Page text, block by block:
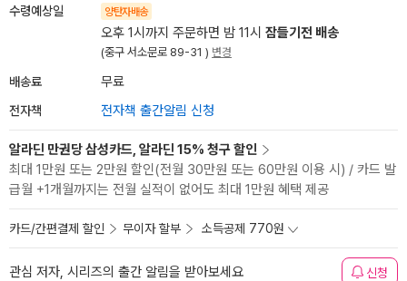
수령예상일 양탄자배송
오후 1시까지 주문하면 밤 11시 잠들기전 배송
(중구 서소문로 89-31 ) 변경
배송료 무료
전자책 전자책 출간알림 신청
알라딘 만권당 삼성카드, 알라딘 15% 청구 할인
최대 1만원 또는 2만원 할인(전월 30만원 또는 60만원 이용 시) / 카드 발
급월 +1개월까지는 전월 실적이 없어도 최대 1만원 혜택 제공
카드/간편결제 할인 무이자 할부 소득공제 770원
관심 저자, 시리즈의 출간 알림을 받아보세요 신청